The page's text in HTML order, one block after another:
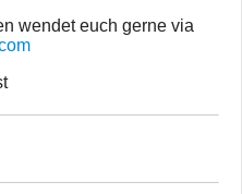
wendet euch gerne via